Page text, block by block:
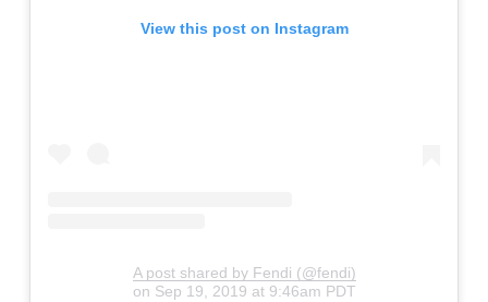
View this post on Instagram
A post shared by Fendi (@fendi)
on Sep 19, 2019 at 9:46am PDT